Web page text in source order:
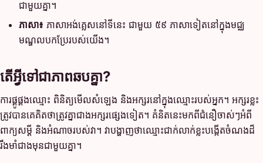
ជាមួយគ្នា។
ភាសា៖ ភាសាអង់គ្លេសនៅទីនេះ ជាមួយ ៥៩ ភាសាទៀតនៅក្នុងមជ្ឈ
មណ្ឌលបកប្រែរបស់យើង។
តើអ្វីទៅជាភាពឆបគ្នា?
ការផ្គូផ្គងឈ្មោះ ពិនិត្យមើលសំឡេង និងអក្សរនៅក្នុងឈ្មោះរបស់អ្នក។ អក្សរខ្លះ
ត្រូវបានគេគិតថាត្រូវគ្នាជាងអក្សរផ្សេងទៀត។ គំនិតនេះមកពីជំនឿចាស់ៗអំពី
ពាក្យសម្ដី និងអំណាចរបស់វា។ វាបង្ហាញថាឈ្មោះជាក់លាក់ខ្លះបង្កើតចំណងដ៏
រឹងមាំជាងមុនជាមួយគ្នា។